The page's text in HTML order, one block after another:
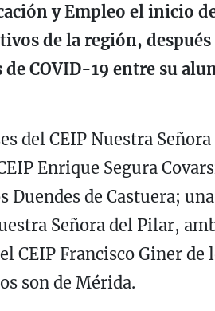
y Empleo el inicio
de la región,
COVID-19 entre su
del CEIP Nuestra
Enrique Segura
Duendes de Castuera;
Señora del Pilar,
CEIP Francisco Giner de
son de Mérida.